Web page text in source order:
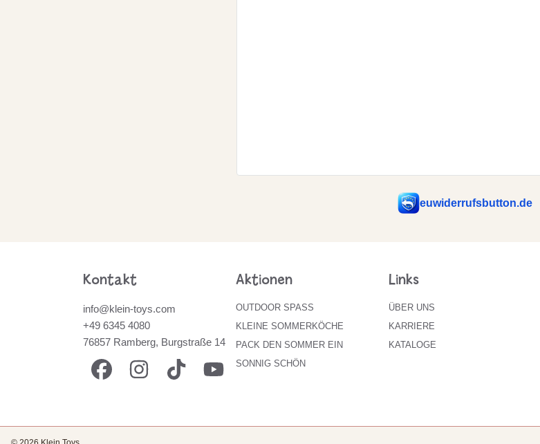
euwiderrufsbutton.de
Kontakt
info@klein-toys.com
+49 6345 4080
76857 Ramberg, Burgstraße 14
FACEBOOKINSTAGRAMTIKTOK YOUTUBE
Aktionen
OUTDOOR SPASS
KLEINE SOMMERKÖCHE
PACK DEN SOMMER EIN
SONNIG SCHÖN
Links
ÜBER UNS
KARRIERE
KATALOGE